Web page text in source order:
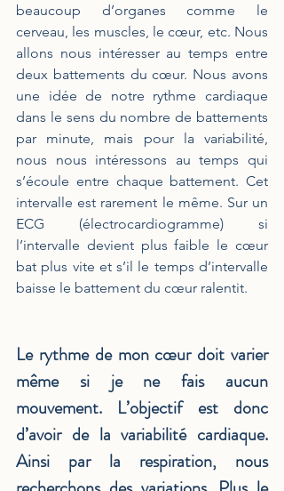
beaucoup d’organes comme le
cerveau, les muscles, le cœur, etc. Nous
allons nous intéresser au temps entre
deux battements du cœur. Nous avons
une idée de notre rythme cardiaque
dans le sens du nombre de battements
par minute, mais pour la variabilité,
nous nous intéressons au temps qui
s’écoule entre chaque battement. Cet
intervalle est rarement le même. Sur un
ECG (électrocardiogramme) si
l’intervalle devient plus faible le cœur
bat plus vite et s’il le temps d’intervalle
baisse le battement du cœur ralentit.
Le rythme de mon cœur doit varier
même si je ne fais aucun
mouvement. L’objectif est donc
d’avoir de la variabilité cardiaque.
Ainsi par la respiration, nous